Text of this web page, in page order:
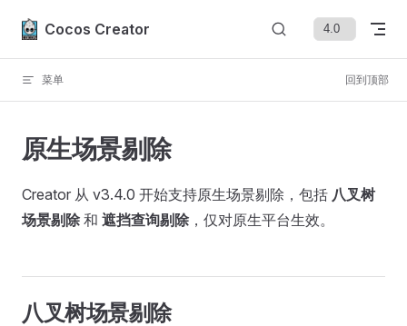
Skip to content
Cocos Creator
菜单 回到顶部
原生场景剔除
Creator 从 v3.4.0 开始支持原生场景剔除，包括 八叉树
场景剔除 和 遮挡查询剔除 ，仅对原生平台生效。
八叉树场景剔除